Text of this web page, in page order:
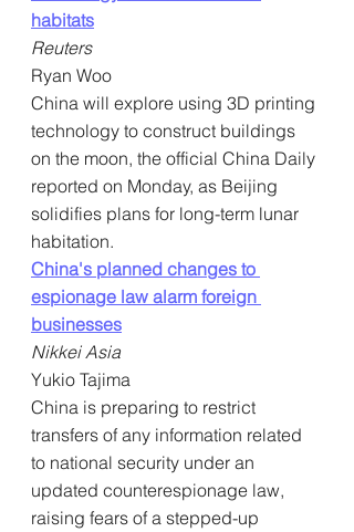
habitats
Reuters
Ryan Woo
China will explore using 3D printing
technology to construct buildings
on the moon, the official China Daily
reported on Monday, as Beijing
solidifies plans for long-term lunar
habitation.
China's planned changes to
espionage law alarm foreign
businesses
Nikkei Asia
Yukio Tajima
China is preparing to restrict
transfers of any information related
to national security under an
updated counterespionage law,
raising fears of a stepped-up